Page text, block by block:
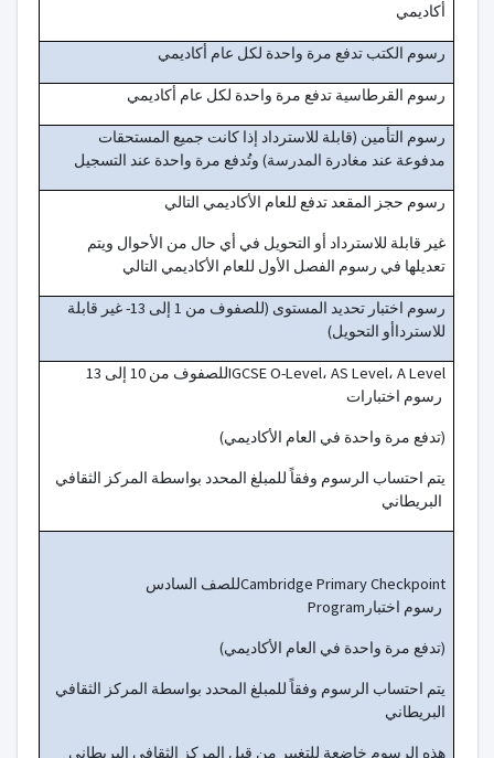
أكاديمي
رسوم الكتب تدفع مرة واحدة لكل عام أكاديمي
رسوم القرطاسية تدفع مرة واحدة لكل عام أكاديمي
رسوم التأمين (قابلة للاسترداد إذا كانت جميع المستحقات
مدفوعة عند مغادرة المدرسة) وتُدفع مرة واحدة عند التسجيل
رسوم حجز المقعد تدفع للعام الأكاديمي التالي
غير قابلة للاسترداد أو التحويل في أي حال من الأحوال ويتم
تعديلها في رسوم الفصل الأول للعام الأكاديمي التالي
رسوم اختبار تحديد المستوى (للصفوف من 1 إلى 13- غير قابلة
للاسترداأو التحويل)
(تدفع مرة واحدة في العام الأكاديمي)
يتم احتساب الرسوم وفقاً للمبلغ المحدد بواسطة المركز الثقافي
(تدفع مرة واحدة في العام الأكاديمي)
يتم احتساب الرسوم وفقاً للمبلغ المحدد بواسطة المركز الثقافي
البريطاني
هذه الرسوم خاضعة للتغيير من قبل المركز الثقافي البريطاني